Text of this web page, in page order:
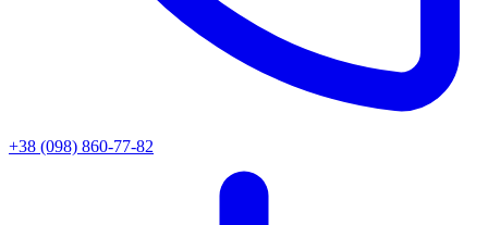
+38 (098) 860-77-82